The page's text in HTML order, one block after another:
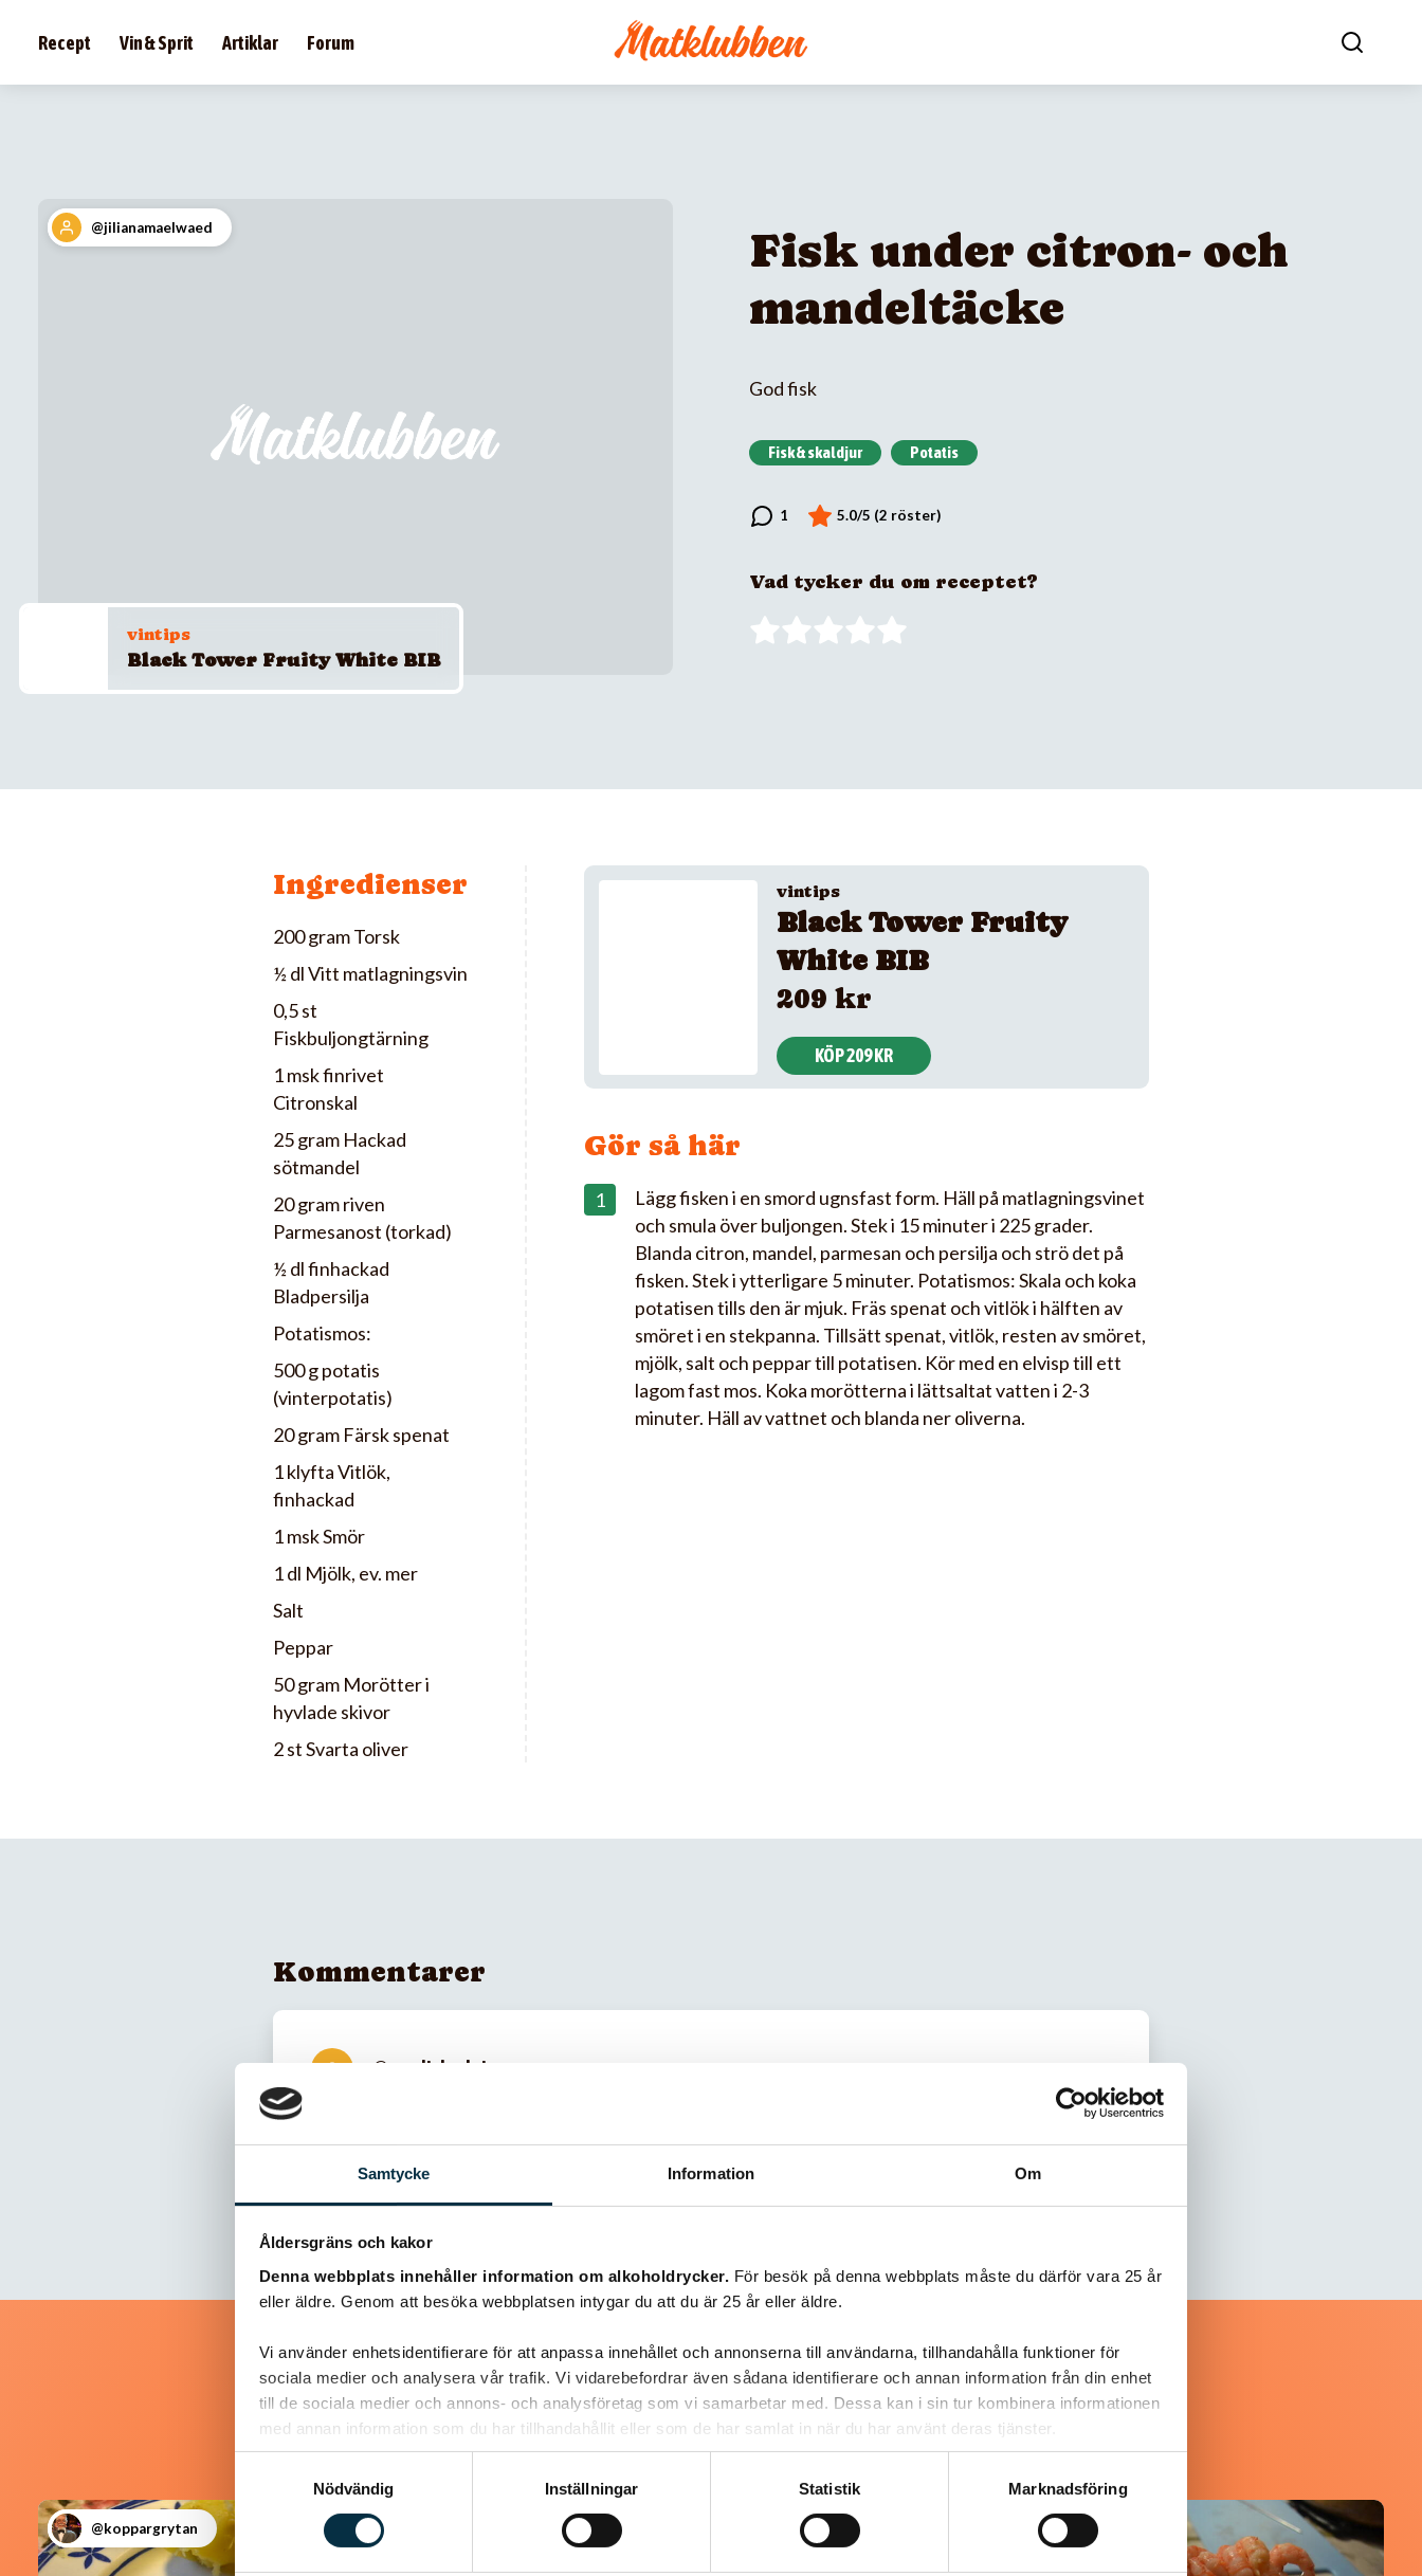
Samtycke Information Om
Åldersgräns och kakor
Denna webbplats innehåller information om alkoholdrycker. För besök på denna webbplats måste du därför vara 25 år
eller äldre. Genom att besöka webbplatsen intygar du att du är 25 år eller äldre.
Vi använder enhetsidentifierare för att anpassa innehållet och annonserna till användarna, tillhandahålla funktioner för
sociala medier och analysera vår trafik. Vi vidarebefordrar även sådana identifierare och annan information från din enhet
till de sociala medier och annons- och analysföretag som vi samarbetar med. Dessa kan i sin tur kombinera informationen
med annan information som du har tillhandahållit eller som de har samlat in när du har använt deras tjänster.
Nödvändig
Inställningar Statistik Marknadsföring
Recept Vin & Sprit Artiklar Forum
@jilianamaelwaed
vintips
Black Tower Fruity White BIB
Fisk under citron- och
mandeltäcke
God fisk
Fisk & skaldjur Potatis
Vad tycker du om receptet?
Ingredienser
200 gram Torsk
½ dl Vitt matlagningsvin
0,5 st
Fiskbuljongtärning
1 msk finrivet
Citronskal
25 gram Hackad
sötmandel
20 gram riven
Parmesanost (torkad)
½ dl finhackad
Bladpersilja
Potatismos:
500 g potatis
(vinterpotatis)
20 gram Färsk spenat
1 klyfta Vitlök,
finhackad
1 msk Smör
1 dl Mjölk, ev. mer
Salt
Peppar
50 gram Morötter i
hyvlade skivor
2 st Svarta oliver
vintips
Black Tower Fruity
White BIB
209 kr
KÖP 209 KR
Gör så här
Lägg fisken i en smord ugnsfast form. Häll på matlagningsvinet
och smula över buljongen. Stek i 15 minuter i 225 grader.
Blanda citron, mandel, parmesan och persilja och strö det på
fisken. Stek i ytterligare 5 minuter. Potatismos: Skala och koka
potatisen tills den är mjuk. Fräs spenat och vitlök i hälften av
smöret i en stekpanna. Tillsätt spenat, vitlök, resten av smöret,
mjölk, salt och peppar till potatisen. Kör med en elvisp till ett
lagom fast mos. Koka morötterna i lättsaltat vatten i 2-3
minuter. Häll av vattnet och blanda ner oliverna.
Kommentarer
@ameliebarksjo
Liknande recept
@koppargrytan @koppargrytan @koppargrytan